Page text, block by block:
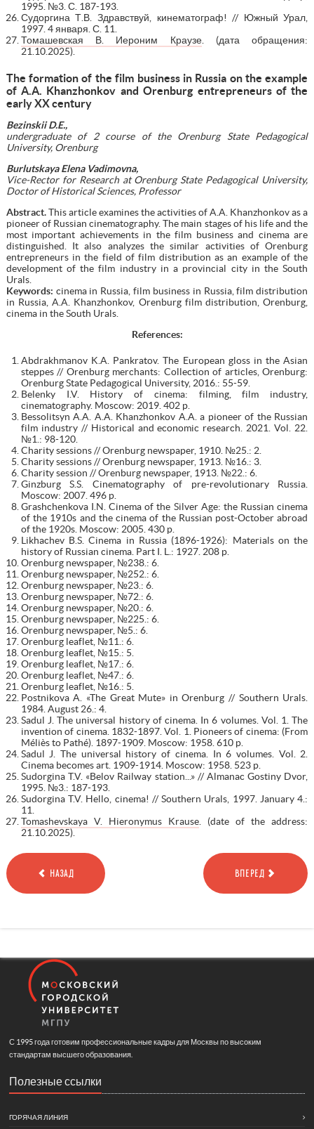
1995. №3. С. 187-193.
Судоргина Т.В. Здравствуй, кинематограф! // Южный Урал,
1997. 4 января. С. 11.
Томашевская В. Иероним Краузе. (дата обращения:
21.10.2025).
The formation of the film business in Russia on the example
of A.A. Khanzhonkov and Orenburg entrepreneurs of the
early XX century
Bezinskii D.E.,
undergraduate of 2 course of the Orenburg State Pedagogical
University, Orenburg
Burlutskaya Elena Vadimovna,
Vice-Rector for Research at Orenburg State Pedagogical University,
Doctor of Historical Sciences, Professor
Abstract.This article examines the activities of A.A. Khanzhonkov as a
pioneer of Russian cinematography. The main stages of his life and the
most important achievements in the film business and cinema are
distinguished. It also analyzes the similar activities of Orenburg
entrepreneurs in the field of film distribution as an example of the
development of the film industry in a provincial city in the South
Urals.
Keywords: cinema in Russia, film business in Russia, film distribution
in Russia, A.A. Khanzhonkov, Orenburg film distribution, Orenburg,
cinema in the South Urals.
References:
Abdrakhmanov K.A. Pankratov. The European gloss in the Asian
steppes // Orenburg merchants: Collection of articles, Orenburg:
Orenburg State Pedagogical University, 2016.: 55-59.
Belenky I.V. History of cinema: filming, film industry,
cinematography. Moscow: 2019. 402 p.
Bessolitsyn A.A. A.A. Khanzhonkov A.A. a pioneer of the Russian
film industry // Historical and economic research. 2021. Vol. 22.
№1.: 98-120.
Charity sessions // Orenburg newspaper, 1910. №25.: 2.
Charity sessions // Orenburg newspaper, 1913. №16.: 3.
Charity session // Orenburg newspaper, 1913. №22.: 6.
Ginzburg S.S. Cinematography of pre-revolutionary Russia.
Moscow: 2007. 496 p.
Grashchenkova I.N. Cinema of the Silver Age: the Russian cinema
of the 1910s and the cinema of the Russian post-October abroad
of the 1920s. Moscow: 2005. 430 p.
Likhachev B.S. Cinema in Russia (1896-1926): Materials on the
history of Russian cinema. Part I. L.: 1927. 208 p.
Orenburg newspaper, №238.: 6.
Orenburg newspaper, №252.: 6.
Orenburg newspaper, №23.: 6.
Orenburg newspaper, №72.: 6.
Orenburg newspaper, №20.: 6.
Orenburg newspaper, №225.: 6.
Orenburg newspaper, №5.: 6.
Orenburg leaflet, №11.: 6.
Orenburg leaflet, №15.: 5.
Orenburg leaflet, №17.: 6.
Orenburg leaflet, №47.: 6.
Orenburg leaflet, №16.: 5.
Postnikova A. «The Great Mute» in Orenburg // Southern Urals.
1984. August 26.: 4.
Sadul J. The universal history of cinema. In 6 volumes. Vol. 1. The
invention of cinema. 1832-1897. Vol. 1. Pioneers of cinema: (From
Méliès to Pathé). 1897-1909. Moscow: 1958. 610 p.
Sadul J. The universal history of cinema. In 6 volumes. Vol. 2.
Cinema becomes art. 1909-1914. Moscow: 1958. 523 p.
Sudorgina T.V. «Belov Railway station...» // Almanac Gostiny Dvor,
1995. №3.: 187-193.
Sudorgina T.V. Hello, cinema! // Southern Urals, 1997. January 4.:
11.
Tomashevskaya V. Hieronymus Krause. (date of the address:
21.10.2025).
НАЗАД ВПЕРЕД
С 1995 года готовим профессиональные кадры для Москвы по высоким
стандартам высшего образования.
Полезные ссылки
ГОРЯЧАЯ ЛИНИЯ